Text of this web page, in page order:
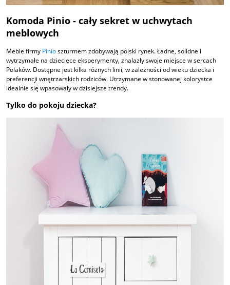
Komoda Pinio - cały sekret w uchwytach
meblowych
Meble firmy Pinioszturmem zdobywają polski rynek. Ładne, solidne i
wytrzymałe na dziecięce eksperymenty, znalazły swoje miejsce w sercach
Polaków. Dostępne jest kilka różnych linii, w zależności od wieku dziecka i
preferencji wnętrzarskich rodziców. Utrzymane w stonowanej kolorystce
idealnie się wpasowały w dzisiejsze trendy.
Tylko do pokoju dziecka?